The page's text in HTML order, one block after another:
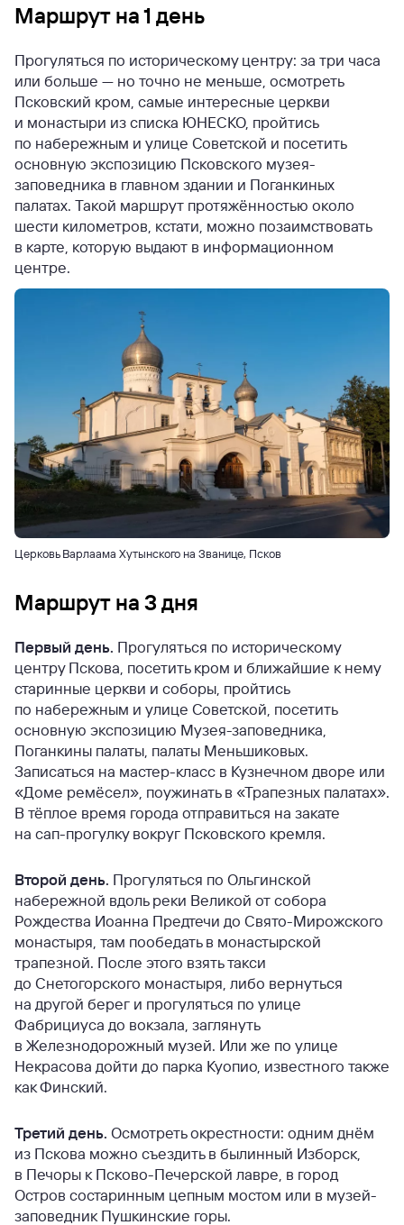
Маршрут на 1 день
Прогуляться по историческому центру: за три часа
или больше — но точно не меньше, осмотреть
Псковский кром, самые интересные церкви
и монастыри из списка ЮНЕСКО, пройтись
по набережным и улице Советской и посетить
основную экспозицию Псковского музея-
заповедника в главном здании и Поганкиных
палатах. Такой маршрут протяжённостью около
шести километров, кстати, можно позаимствовать
в карте, которую выдают в информационном
центре.
Церковь Варлаама Хутынского на Званице, Псков
Маршрут на 3 дня
Первый день. Прогуляться по историческому
центру Пскова, посетить кром и ближайшие к нему
старинные церкви и соборы, пройтись
по набережным и улице Советской, посетить
основную экспозицию Музея-заповедника,
Поганкины палаты, палаты Меньшиковых.
Записаться на мастер-класс в Кузнечном дворе или
«Доме ремёсел», поужинать в «Трапезных палатах».
В тёплое время города отправиться на закате
на сап-прогулку вокруг Псковского кремля.
Второй день. Прогуляться по Ольгинской
набережной вдоль реки Великой от собора
Рождества Иоанна Предтечи до Свято-Мирожского
монастыря, там пообедать в монастырской
трапезной. После этого взять такси
до Снетогорского монастыря, либо вернуться
на другой берег и прогуляться по улице
Фабрициуса до вокзала, заглянуть
в Железнодорожный музей. Или же по улице
Некрасова дойти до парка Куопио, известного также
как Финский.
Третий день. Осмотреть окрестности: одним днём
из Пскова можно съездить в былинный Изборск,
в Печоры к Псково-Печерской лавре, в город
Остров состаринным цепным мостом или в музей-
заповедник Пушкинские горы.